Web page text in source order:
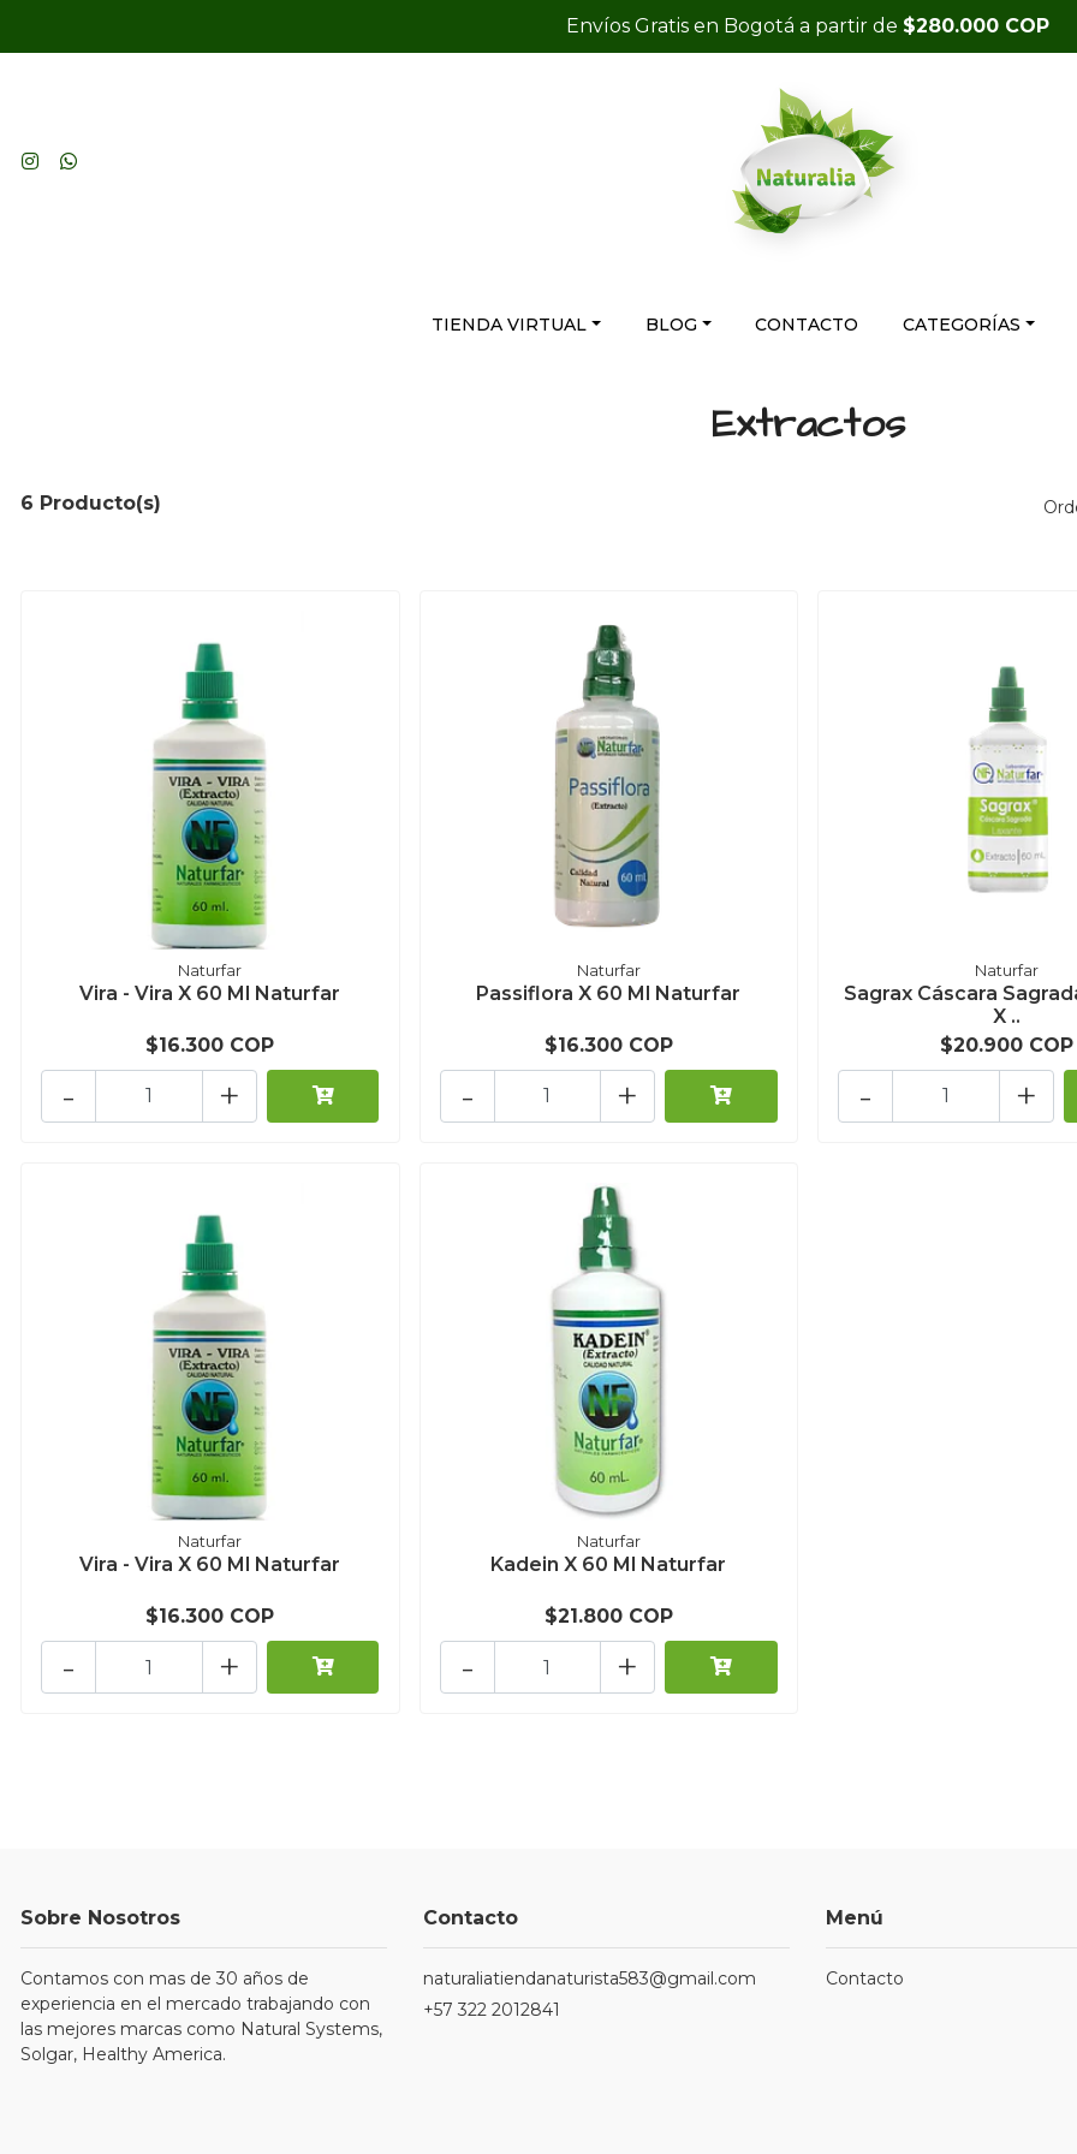
Envíos Gratis en Bogotá a partir de $280.000 COP
TIENDA VIRTUAL BLOG CONTACTO CATEGORÍAS
Extractos
6 Producto(s)
Naturfar
Vira - Vira X 60 Ml Naturfar
$16.300 COP
+
-
Naturfar
Passiflora X 60 Ml Naturfar
$16.300 COP
+
-
Naturfar
Sagrax Cáscara
X ..
$20.900 COP
+
-
Naturfar
Vira - Vira X 60 Ml Naturfar
$16.300 COP
+
-
Naturfar
Kadein X 60 Ml Naturfar
$21.800 COP
+
-
Sobre Nosotros
Contamos con mas de 30 años de
experiencia en el mercado trabajando con
las mejores marcas como Natural Systems,
Solgar, Healthy America.
Contacto
naturaliatiendanaturista583@gmail.com
+57 322 2012841
Menú
Contacto